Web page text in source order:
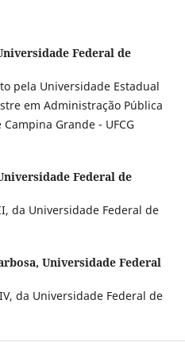
Federal de
pela Universidade Estadual
em Administração Pública
Grande - UFCG
Federal de
da Universidade Federal de
Universidade Federal
da Universidade Federal de